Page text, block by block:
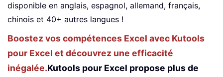
disponible en anglais, espagnol, allemand, français,
chinois et 40+ autres langues !
Boostez vos compétences Excel avec Kutools
pour Excel et découvrez une efficacité
inégalée.Kutools pour Excel propose plus de